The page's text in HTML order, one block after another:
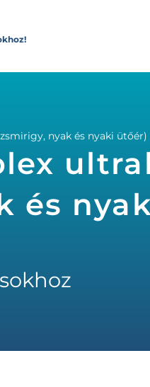
nyak és nyaki ütőér)
és